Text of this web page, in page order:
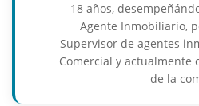
18 años,
Agente Inmobiliario,
Supervisor de agentes
Comercial y actualmente
de la